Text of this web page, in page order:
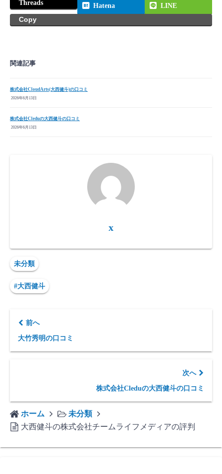
Threads
Hatena
LINE
Copy
関連記事
株式会社CloudArts(大西健斗)の口コミ
2026年6月13日
株式会社Cleduの大西健斗の口コミ
2026年6月13日
x
未分類
#大西健斗
前へ
大竹秀明の口コミ
次へ
株式会社Cleduの大西健斗の口コミ
ホーム
未分類
大西健斗の株式会社チームライフメディアの評判